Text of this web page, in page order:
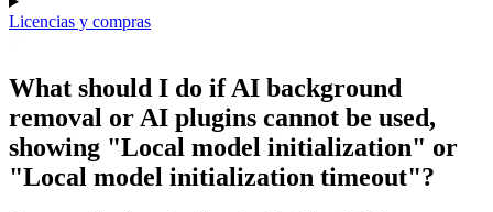
Licencias y compras
What should I do if AI background
removal or AI plugins cannot be used,
showing "Local model initialization" or
"Local model initialization timeout"?